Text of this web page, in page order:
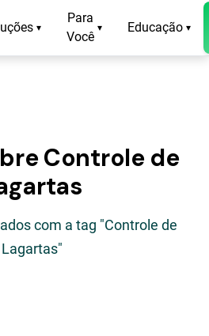
▾
Para
Você
▾ Educação ▾
Controle de
com a tag "Controle de
Lagartas"